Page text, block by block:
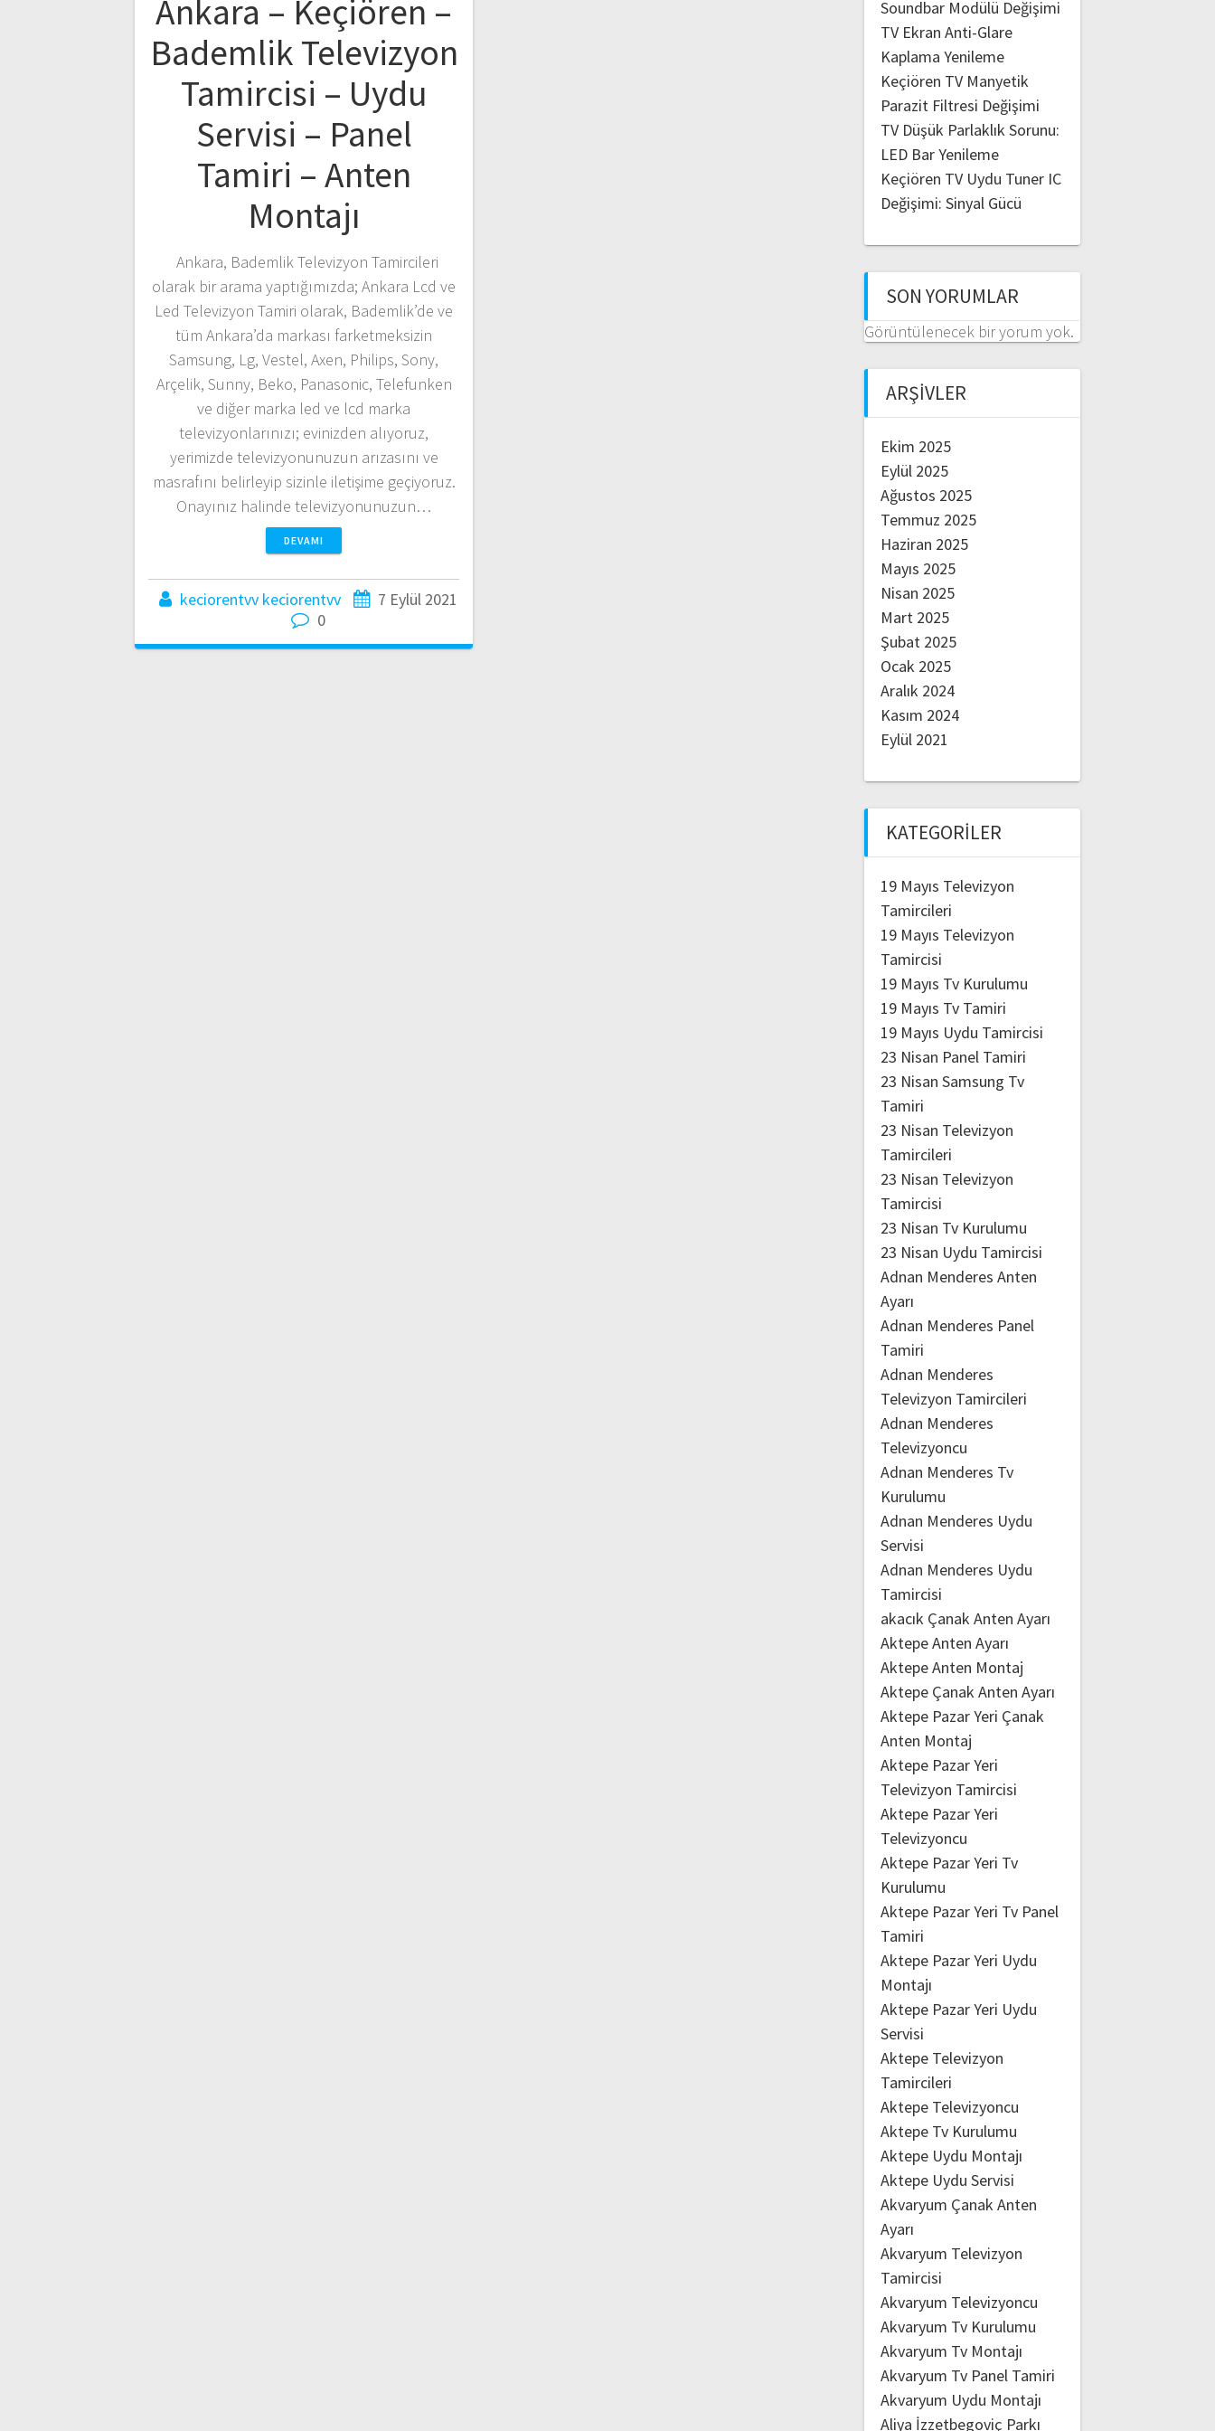
Ankara – Keçiören –
Bademlik Televizyon
Tamircisi – Uydu
Servisi – Panel
Tamiri – Anten
Montajı
Ankara, Bademlik Televizyon Tamircileri
olarak bir arama yaptığımızda; Ankara Lcd ve
Led Televizyon Tamiri olarak, Bademlik’de ve
tüm Ankara’da markası farketmeksizin
Samsung, Lg, Vestel, Axen, Philips, Sony,
Arçelik, Sunny, Beko, Panasonic, Telefunken
ve diğer marka led ve lcd marka
televizyonlarınızı; evinizden alıyoruz,
yerimizde televizyonunuzun arızasını ve
masrafını belirleyip sizinle iletişime geçiyoruz.
Onayınız halinde televizyonunuzun…
DEVAMI
keciorentvv keciorentvv
7 Eylül 2021
0
Soundbar Modülü Değişimi
TV Ekran Anti-Glare
Kaplama Yenileme
Keçiören TV Manyetik
Parazit Filtresi Değişimi
TV Düşük Parlaklık Sorunu:
LED Bar Yenileme
Keçiören TV Uydu Tuner IC
Değişimi: Sinyal Gücü
SON YORUMLAR
Görüntülenecek bir yorum yok.
ARŞIVLER
Ekim 2025
Eylül 2025
Ağustos 2025
Temmuz 2025
Haziran 2025
Mayıs 2025
Nisan 2025
Mart 2025
Şubat 2025
Ocak 2025
Aralık 2024
Kasım 2024
Eylül 2021
KATEGORILER
19 Mayıs Televizyon
Tamircileri
19 Mayıs Televizyon
Tamircisi
19 Mayıs Tv Kurulumu
19 Mayıs Tv Tamiri
19 Mayıs Uydu Tamircisi
23 Nisan Panel Tamiri
23 Nisan Samsung Tv
Tamiri
23 Nisan Televizyon
Tamircileri
23 Nisan Televizyon
Tamircisi
23 Nisan Tv Kurulumu
23 Nisan Uydu Tamircisi
Adnan Menderes Anten
Ayarı
Adnan Menderes Panel
Tamiri
Adnan Menderes
Televizyon Tamircileri
Adnan Menderes
Televizyoncu
Adnan Menderes Tv
Kurulumu
Adnan Menderes Uydu
Servisi
Adnan Menderes Uydu
Tamircisi
akacık Çanak Anten Ayarı
Aktepe Anten Ayarı
Aktepe Anten Montaj
Aktepe Çanak Anten Ayarı
Aktepe Pazar Yeri Çanak
Anten Montaj
Aktepe Pazar Yeri
Televizyon Tamircisi
Aktepe Pazar Yeri
Televizyoncu
Aktepe Pazar Yeri Tv
Kurulumu
Aktepe Pazar Yeri Tv Panel
Tamiri
Aktepe Pazar Yeri Uydu
Montajı
Aktepe Pazar Yeri Uydu
Servisi
Aktepe Televizyon
Tamircileri
Aktepe Televizyoncu
Aktepe Tv Kurulumu
Aktepe Uydu Montajı
Aktepe Uydu Servisi
Akvaryum Çanak Anten
Ayarı
Akvaryum Televizyon
Tamircisi
Akvaryum Televizyoncu
Akvaryum Tv Kurulumu
Akvaryum Tv Montajı
Akvaryum Tv Panel Tamiri
Akvaryum Uydu Montajı
Aliya İzzetbegoviç Parkı